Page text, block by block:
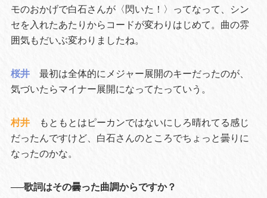
モのおかげで白石さんが〈閃いた！〉ってなって、シン
セを入れたあたりからコードが変わりはじめて。曲の雰
囲気もだいぶ変わりましたね。
桜井
最初は全体的にメジャー展開のキーだったのが、
気づいたらマイナー展開になってたっていう。
村井
もともとはピーカンではないにしろ晴れてる感じ
だったんですけど、白石さんのところでちょっと曇りに
なったのかな。
──歌詞はその曇った曲調からですか？